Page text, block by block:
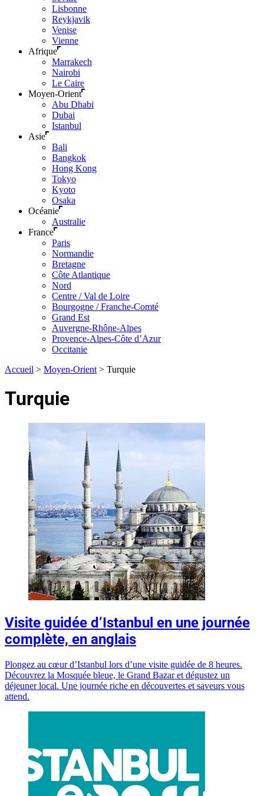
Lisbonne
Reykjavik
Venise
Vienne
Afrique
Marrakech
Nairobi
Le Caire
Moyen-Orient
Abu Dhabi
Dubai
Istanbul
Asie
Bali
Bangkok
Hong Kong
Tokyo
Kyoto
Osaka
Océanie
Australie
France
Paris
Normandie
Bretagne
Côte Atlantique
Nord
Centre / Val de Loire
Bourgogne / Franche-Comté
Grand Est
Auvergne-Rhône-Alpes
Provence-Alpes-Côte d’Azur
Occitanie
Accueil > Moyen-Orient > Turquie
Turquie
Visite guidée d’Istanbul en une journée
complète, en anglais
Plongez au cœur d’Istanbul lors d’une visite guidée de 8 heures.
Découvrez la Mosquée bleue, le Grand Bazar et dégustez un
déjeuner local. Une journée riche en découvertes et saveurs vous
attend.